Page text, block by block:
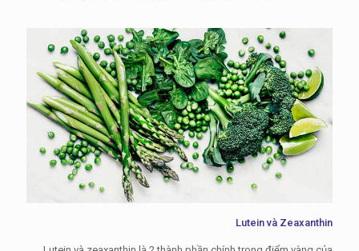
Lutein và Zeaxanthin